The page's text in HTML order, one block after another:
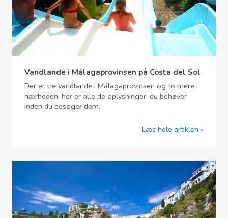
Vandlande i Málagaprovinsen på Costa del Sol
Der er tre vandlande i Málagaprovinsen og to mere i
nærheden, her er alle de oplysninger, du behøver
inden du besøger dem.
Læs hele artiklen